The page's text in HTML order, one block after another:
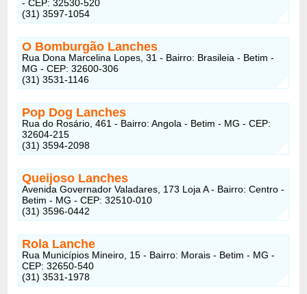
- CEP: 32530-520
(31) 3597-1054
O Bomburgão Lanches
Rua Dona Marcelina Lopes, 31 - Bairro: Brasileia - Betim -
MG - CEP: 32600-306
(31) 3531-1146
Pop Dog Lanches
Rua do Rosário, 461 - Bairro: Angola - Betim - MG - CEP:
32604-215
(31) 3594-2098
Queijoso Lanches
Avenida Governador Valadares, 173 Loja A - Bairro: Centro -
Betim - MG - CEP: 32510-010
(31) 3596-0442
Rola Lanche
Rua Municípios Mineiro, 15 - Bairro: Morais - Betim - MG -
CEP: 32650-540
(31) 3531-1978